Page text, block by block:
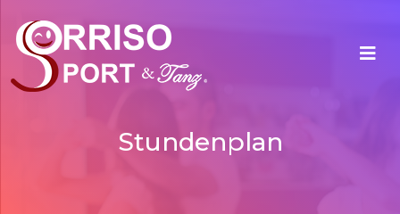
Stundenplan